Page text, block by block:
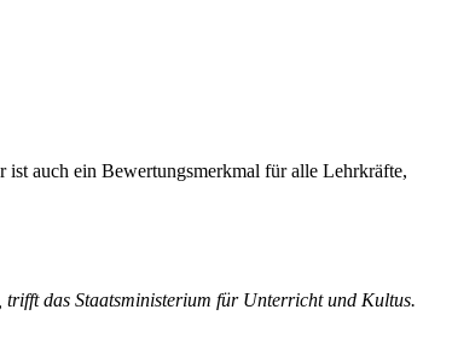
auch ein Bewertungsmerkmal für alle Lehrkräfte,
das Staatsministerium für Unterricht und Kultus.